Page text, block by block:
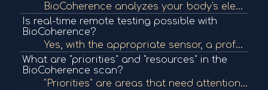
BioCoherence analyzes your body's electrical signals through a recording, computes over 1400 biomarkers, identifies imbalances, and generates a customized meditation with targeted spoken texts and sound frequencies designed to correct those specific imba...
Is real-time remote testing possible with
BioCoherence?
Yes, with the appropriate sensor, a professional can send a frequency test to a client anywhere. The client's app picks it up, measures the reaction locally, and sends back real-time data to build a personalized protocol.
What are "priorities" and "resources" in the
BioCoherence scan?
"Priorities" are areas that need attention and healing, automatically generated from the scan, but can be customized. "Resources" are the user's current strengths that can help support healing in weaker areas. Both influence how frequencies and meditatio...